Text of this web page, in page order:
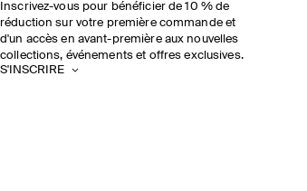
Inscrivez-vous pour bénéficier de 10 % de
réduction sur votre première commande et
d'un accès en avant-première aux nouvelles
collections, événements et offres exclusives.
S'INSCRIRE